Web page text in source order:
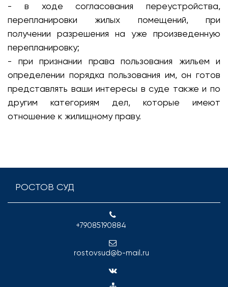
- в ходе согласования переустройства,
перепланировки жилых помещений, при
получении разрешения на уже произведенную
перепланировку;
- при признании права пользования жильем и
определении порядка пользования им, он готов
представлять ваши интересы в суде также и по
другим категориям дел, которые имеют
отношение к жилищному праву.
РОСТОВ СУД
+79085190884
rostovsud@b-mail.ru